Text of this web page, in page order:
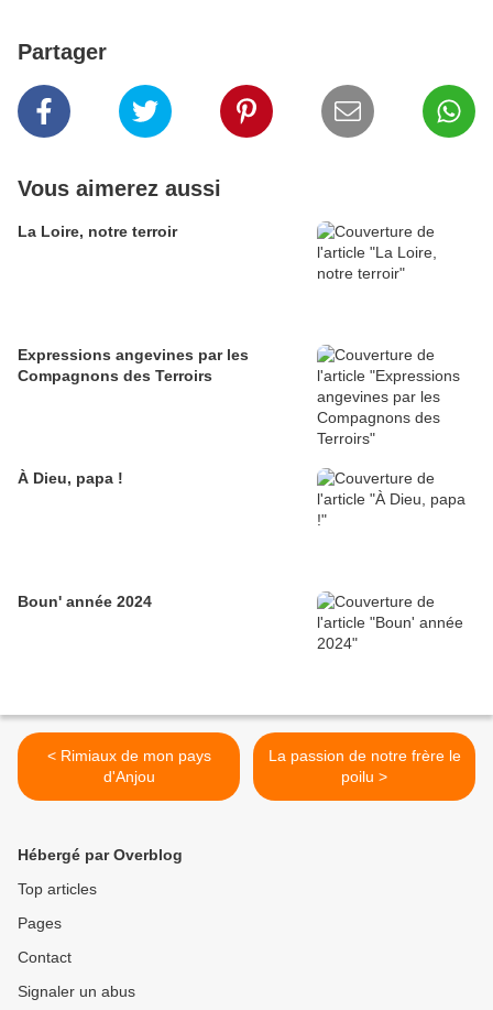
Partager
Vous aimerez aussi
La Loire, notre terroir
Expressions angevines par les
Compagnons des Terroirs
À Dieu, papa !
Boun' année 2024
< Rimiaux de mon pays
d'Anjou
La passion de notre frère le
poilu >
Hébergé par Overblog
Top articles
Pages
Contact
Signaler un abus